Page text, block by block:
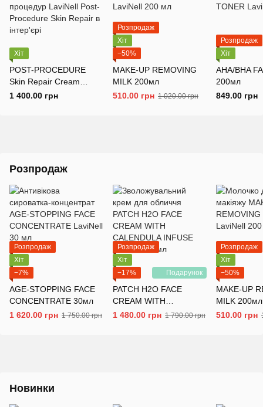
Хіт
POST-PROCEDURE
Skin Repair Cream
100ml
1 400.00 грн
Розпродаж
Хіт
−50%
MAKE-UP REMOVING
MILK 200мл
510.00 грн 1 020.00 грн
Розпродаж
Хіт
AHA/BHA
200мл
849.00 грн
Розпродаж
Розпродаж
Хіт
−7%
AGE-STOPPING FACE
CONCENTRATE 30мл
1 620.00 грн 1 750.00 грн
Подарунок
Розпродаж
Хіт
−17%
PATCH H2O FACE
CREAM WITH
CALENDULA INFUSE
1 480.00 грн 1 790.00 грн
Розпродаж
Хіт
−50%
MAKE-UP
MILK 200мл
510.00 грн
Новинки